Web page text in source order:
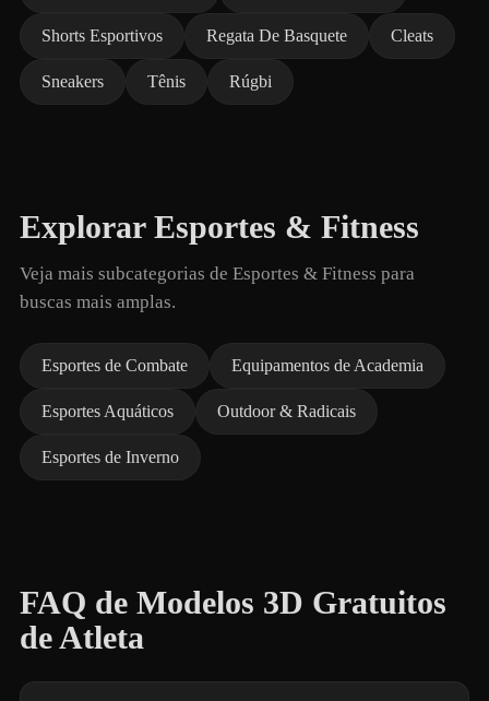
Shorts Esportivos Regata De Basquete Cleats
Sneakers Tênis Rúgbi
Explorar Esportes & Fitness
Veja mais subcategorias de Esportes & Fitness para
buscas mais amplas.
Esportes de Combate Equipamentos de Academia
Esportes Aquáticos Outdoor & Radicais
Esportes de Inverno
FAQ de Modelos 3D Gratuitos
de Atleta